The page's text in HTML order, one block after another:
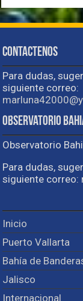
Contactenos
Para dudas,
siguiente correo:
Observatorio
Observatorio
Para dudas,
siguiente correo:
Inicio
Puerto Vallarta
Bahía de
Jalisco
Internacional